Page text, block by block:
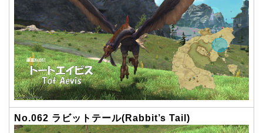
No.062 ラビットテール(Rabbit’s Tail)